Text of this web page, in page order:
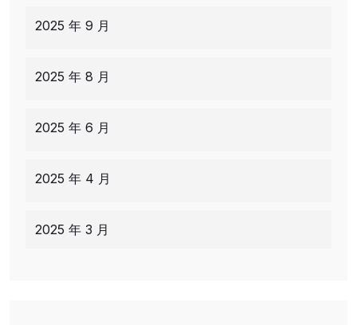
2025 年 9 月
2025 年 8 月
2025 年 6 月
2025 年 4 月
2025 年 3 月